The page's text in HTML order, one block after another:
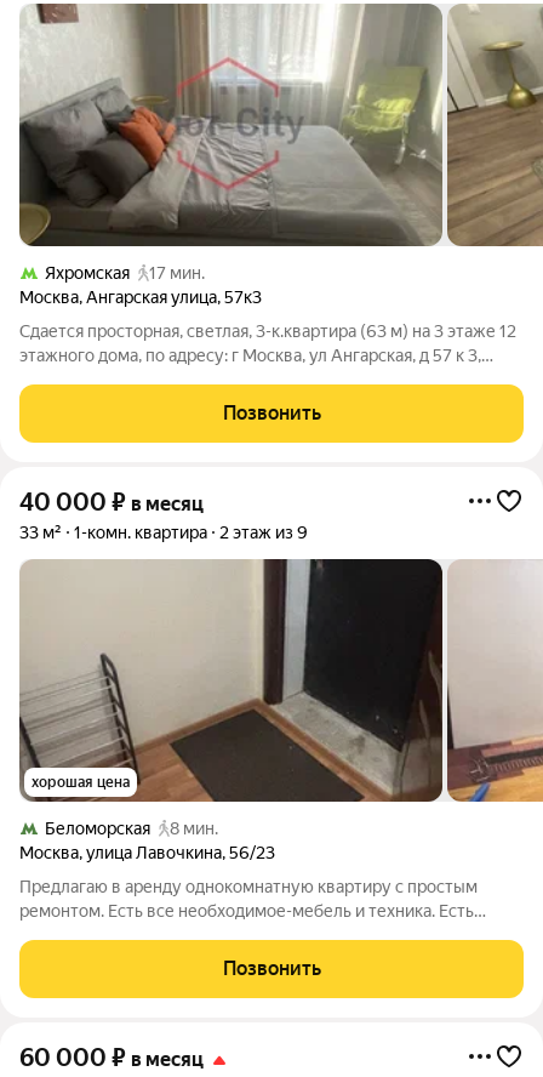
Яхромская
17 мин.
Москва,Ангарская улица,57к3
Сдается просторная, светлая, 3-к.квартира (63 м) на 3 этаже 12
этажного дома, по адресу: г Москва, ул Ангарская, д 57 к 3,
необходимым для проживания, заезжай и живи. Развитая
инфраструктура. В
Позвонить
40 000 ₽ в месяц
33 м² 1-комн. квартира 2 этаж из 9
хорошая цена
Беломорская
8 мин.
Москва,улица Лавочкина,56/23
Предлагаю в аренду однокомнатную квартиру с простым
ремонтом. Есть все необходимое-мебель и техника. Есть
не всех. Договор с собственником. Все оплаты после проверки
документов и договора с
Позвонить
60 000 ₽ в месяц